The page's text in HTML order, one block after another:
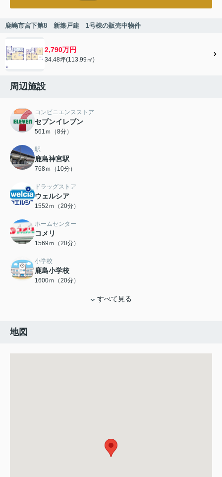
鹿嶋市宮下第8 新築戸建 1号棟の販売中物件
2,790万円
34.48坪(113.99㎡)
周辺施設
コンビニエンスストア
セブンイレブン
561ｍ（8分）
駅
鹿島神宮駅
768ｍ（10分）
ドラッグストア
ウェルシア
1552ｍ（20分）
ホームセンター
コメリ
1569ｍ（20分）
小学校
鹿島小学校
1600ｍ（20分）
すべて見る
地図